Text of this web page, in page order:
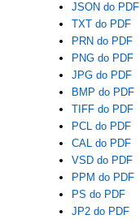
JSON do PDF
TXT do PDF
PRN do PDF
PNG do PDF
JPG do PDF
BMP do PDF
TIFF do PDF
PCL do PDF
CAL do PDF
VSD do PDF
PPM do PDF
PS do PDF
JP2 do PDF